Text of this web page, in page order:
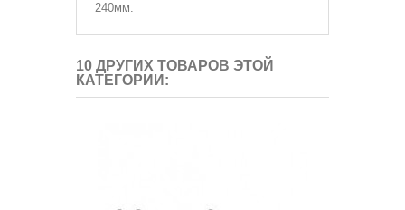
240мм.
10 ДРУГИХ ТОВАРОВ ЭТОЙ
КАТЕГОРИИ: